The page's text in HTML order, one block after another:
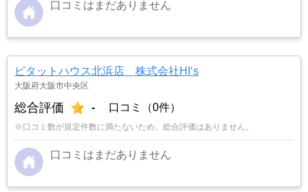
口コミはまだありません
ピタットハウス北浜店 株式会社HI‘s
大阪府大阪市中央区
総合評価 - 口コミ（0件）
※口コミ数が規定件数に満たないため、総合評価はありません。
口コミはまだありません